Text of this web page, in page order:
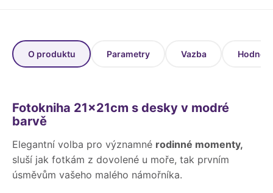
O produktu Parametry Vazba
Fotokniha 21x21cm s desky v modré
barvě
Elegantní volba pro významné rodinné momenty,
sluší jak fotkám z dovolené u moře, tak prvním
úsměvům vašeho malého námořníka.